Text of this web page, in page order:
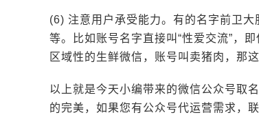
(6) 注意用户承受能力。有的名字前卫
等。比如账号名字直接叫“性爱交流”，
区域性的生鲜微信，账号叫卖猪肉，那
以上就是今天小编带来的微信公众号取
的完美，如果您有公众号代运营需求，